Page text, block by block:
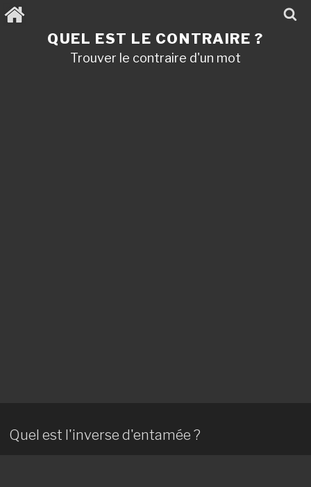
Aller
au
QUEL EST LE CONTRAIRE ?
Trouver le contraire d'un mot
Quel est l'inverse d'entamée ?